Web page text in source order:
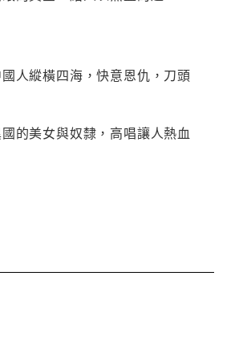
人縱橫四海，快意恩仇，刀頭
的美女與奴隸，高唱讓人熱血